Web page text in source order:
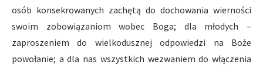
osób konsekrowanych zachętą do dochowania wierności
swoim zobowiązaniom wobec Boga; dla młodych –
zaproszeniem do wielkodusznej odpowiedzi na Boże
powołanie; a dla nas wszystkich wezwaniem do włączenia